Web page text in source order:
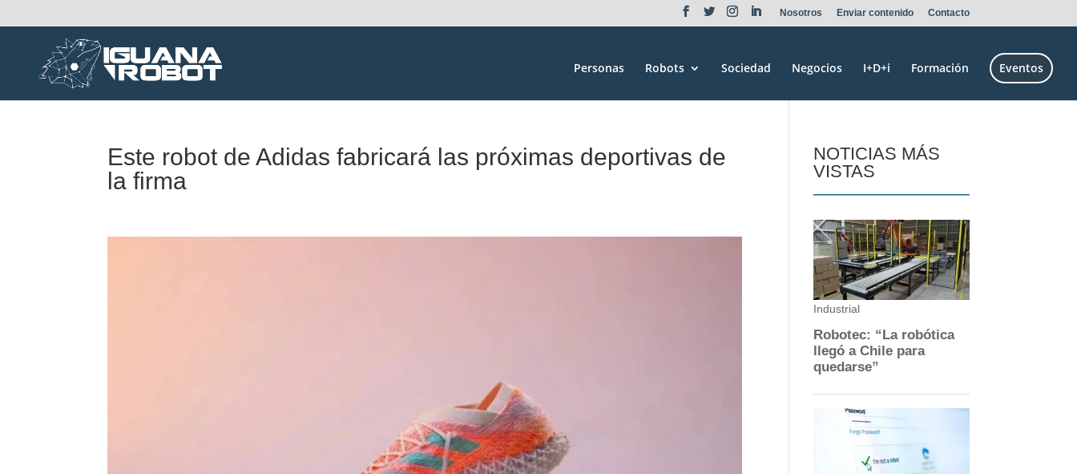
Nosotros Enviar contenido Contacto
Personas Robots Sociedad Negocios I+D+i Formación Eventos
Este robot de Adidas fabricará las próximas deportivas de
la firma
NOTICIAS MÁS
VISTAS